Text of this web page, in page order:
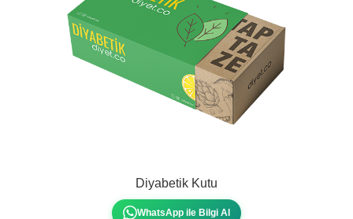
Diyabetik Kutu
WhatsApp ile Bilgi Al